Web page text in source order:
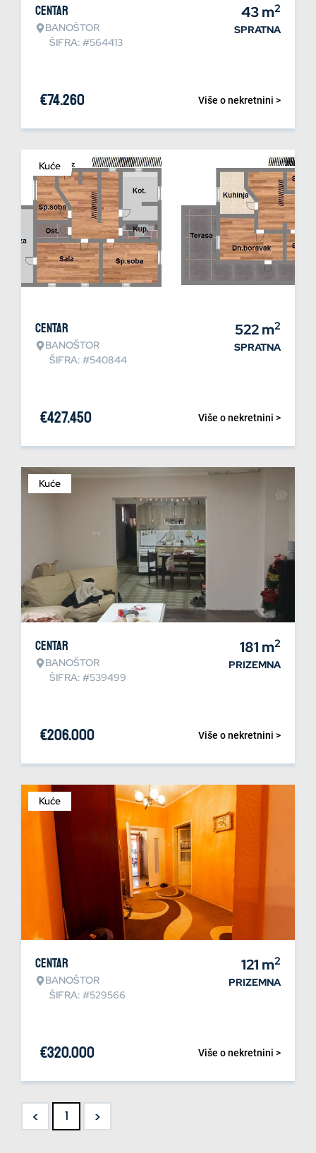
Centar
BANOŠTOR
ŠIFRA: #564413
43m2
SPRATNA
Više o nekretnini >
€74.260
Kuće
Centar
BANOŠTOR
ŠIFRA: #540844
522m2
SPRATNA
Više o nekretnini >
€427.450
Kuće
Centar
BANOŠTOR
ŠIFRA: #539499
181 m2
PRIZEMNA
Više o nekretnini >
€206.000
Kuće
Centar
BANOŠTOR
ŠIFRA: #529566
121 m2
PRIZEMNA
Više o nekretnini >
€320.000
< 1 >